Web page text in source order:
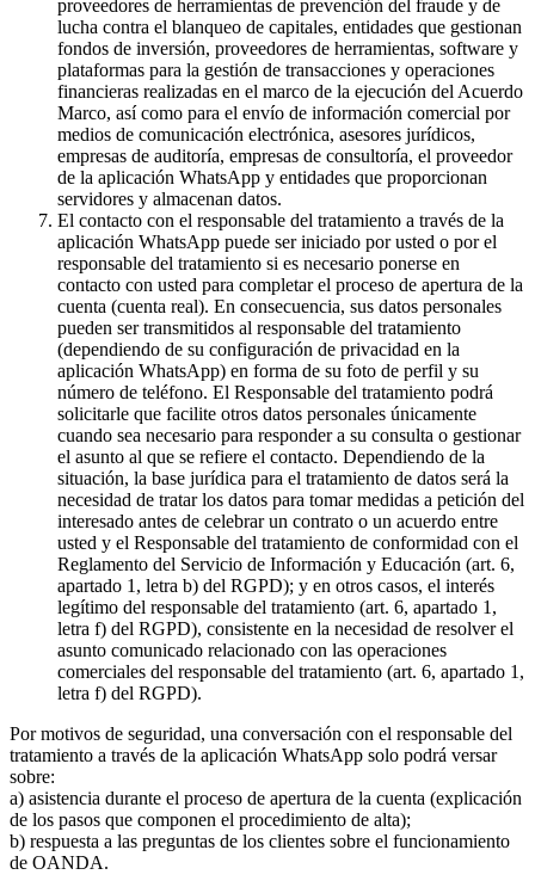
proveedores de herramientas de prevención del fraude y de
lucha contra el blanqueo de capitales, entidades que gestionan
fondos de inversión, proveedores de herramientas, software y
plataformas para la gestión de transacciones y operaciones
financieras realizadas en el marco de la ejecución del Acuerdo
Marco, así como para el envío de información comercial por
medios de comunicación electrónica, asesores jurídicos,
empresas de auditoría, empresas de consultoría, el proveedor
de la aplicación WhatsApp y entidades que proporcionan
servidores y almacenan datos.
El contacto con el responsable del tratamiento a través de la
aplicación WhatsApp puede ser iniciado por usted o por el
responsable del tratamiento si es necesario ponerse en
contacto con usted para completar el proceso de apertura de la
cuenta (cuenta real). En consecuencia, sus datos personales
pueden ser transmitidos al responsable del tratamiento
(dependiendo de su configuración de privacidad en la
aplicación WhatsApp) en forma de su foto de perfil y su
número de teléfono. El Responsable del tratamiento podrá
solicitarle que facilite otros datos personales únicamente
cuando sea necesario para responder a su consulta o gestionar
el asunto al que se refiere el contacto. Dependiendo de la
situación, la base jurídica para el tratamiento de datos será la
necesidad de tratar los datos para tomar medidas a petición del
interesado antes de celebrar un contrato o un acuerdo entre
usted y el Responsable del tratamiento de conformidad con el
Reglamento del Servicio de Información y Educación (art. 6,
apartado 1, letra b) del RGPD); y en otros casos, el interés
legítimo del responsable del tratamiento (art. 6, apartado 1,
letra f) del RGPD), consistente en la necesidad de resolver el
asunto comunicado relacionado con las operaciones
comerciales del responsable del tratamiento (art. 6, apartado 1,
letra f) del RGPD).
Por motivos de seguridad, una conversación con el responsable del
tratamiento a través de la aplicación WhatsApp solo podrá versar
sobre:
a) asistencia durante el proceso de apertura de la cuenta (explicación
de los pasos que componen el procedimiento de alta);
b) respuesta a las preguntas de los clientes sobre el funcionamiento
de OANDA.